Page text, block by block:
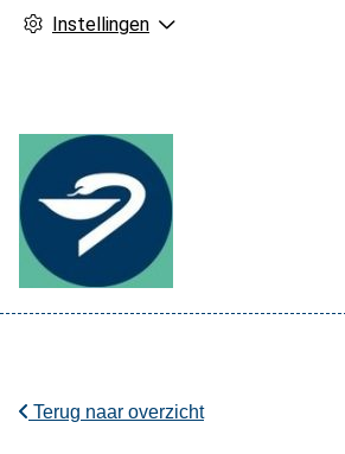
Instellingen
Terug naar overzicht